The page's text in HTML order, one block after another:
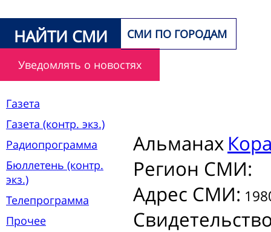
НАЙТИ СМИ СМИ ПО ГОРОДАМ
Уведомлять о новостях
Газета
Газета (контр. экз.)
Радиопрограмма
Бюллетень (контр.
экз.)
Телепрограмма
Прочее
Альманах
Регион СМИ:
Адрес СМИ: